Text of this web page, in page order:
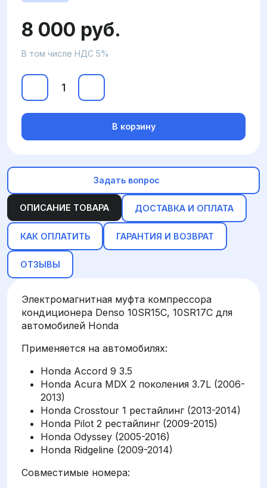
ОПИСАНИЕ ТОВАРА ДОСТАВКА И ОПЛАТА
КАК ОПЛАТИТЬ ГАРАНТИЯ И ВОЗВРАТ
ОТЗЫВЫ
Электромагнитная муфта компрессора
кондиционера Denso 10SR15C, 10SR17C для
автомобилей Honda
Применяется на автомобилях:
Honda Accord 9 3.5
Honda Acura MDX 2 поколения 3.7L (2006-
2013)
Honda Crosstour 1 рестайлинг (2013-2014)
Honda Pilot 2 рестайлинг (2009-2015)
Honda Odyssey (2005-2016)
Honda Ridgeline (2009-2014)
Совместимые номера:
8 000 руб.
В том числе НДС 5%
В корзину
Задать вопрос